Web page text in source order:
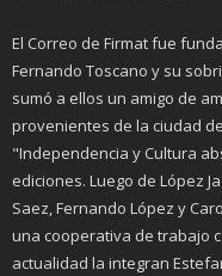
El Correo de Firmat fue
Fernando Toscano y su
sumó a ellos un amigo de
provenientes de la ciudad
"Independencia y Cultura
ediciones. Luego de López
Saez, Fernando López y
una cooperativa de trabajo
actualidad la integran